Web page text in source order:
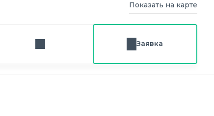
Показать на карте
Заказ звонка Заявка